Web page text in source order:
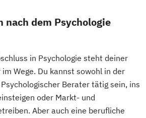
nach dem Psychologie
in Psychologie steht deiner
Wege. Du kannst sowohl in der
Berater tätig sein, ins
oder Markt- und
Aber auch eine berufliche